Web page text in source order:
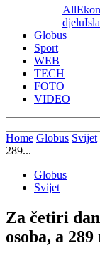
All
djelu
Globus
Sport
WEB
TECH
FOTO
VIDEO
Home Globus Svijet
289...
Globus
Svijet
Za četiri
osoba, a